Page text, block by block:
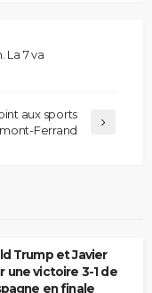
La 7 va
aux sports
Ferrand
Trump et Javier
une victoire 3-1 de
en finale